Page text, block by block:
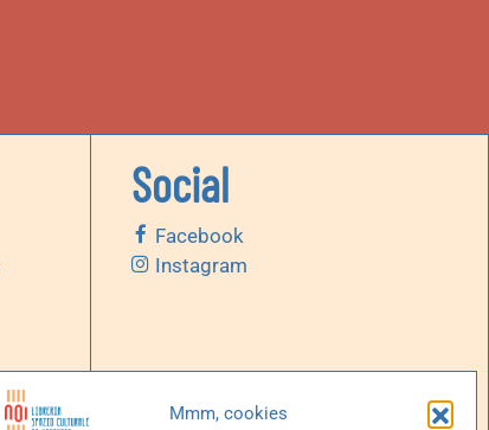
Mmm, cookies
Social
Facebook
Instagram